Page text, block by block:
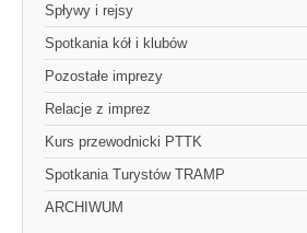
Spływy i rejsy
Spotkania kół i klubów
Pozostałe imprezy
Relacje z imprez
Kurs przewodnicki PTTK
Spotkania Turystów TRAMP
ARCHIWUM